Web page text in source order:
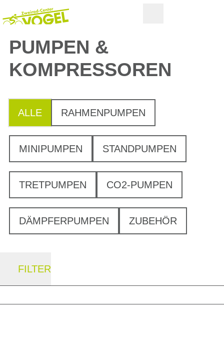
PUMPEN &
KOMPRESSOREN
ALLE RAHMENPUMPEN
MINIPUMPEN STANDPUMPEN
TRETPUMPEN CO2-PUMPEN
DÄMPFERPUMPEN ZUBEHÖR
FILTER